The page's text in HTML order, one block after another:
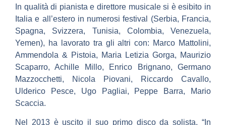
In qualità di pianista e direttore musicale si è esibito in
Italia e all’estero in numerosi festival (Serbia, Francia,
Spagna, Svizzera, Tunisia, Colombia, Venezuela,
Yemen), ha lavorato tra gli altri con: Marco Mattolini,
Ammendola & Pistoia, Maria Letizia Gorga, Maurizio
Scaparro, Achille Millo, Enrico Brignano, Germano
Mazzocchetti, Nicola Piovani, Riccardo Cavallo,
Ulderico Pesce, Ugo Pagliai, Peppe Barra, Mario
Scaccia.
Nel 2013 è uscito il suo primo disco da solista, “In